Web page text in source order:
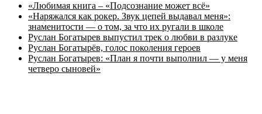
«Любимая книга – «Подсознание может всё»
«Наряжался как рокер. Звук цепей выдавал меня»:
знаменитости — о том, за что их ругали в школе
Руслан Богатырев выпустил трек о любви в разлуке
Руслан Богатырёв, голос поколения героев
Руслан Богатырев: «План я почти выполнил — у меня
четверо сыновей»